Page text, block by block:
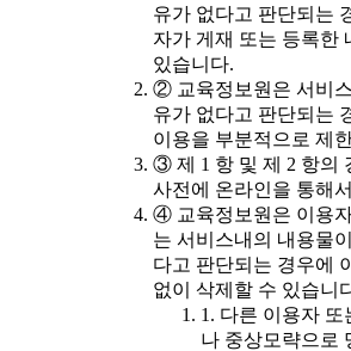
유가 없다고 판단되는
자가 게재 또는 등록한
있습니다.
② 교육정보원은 서비
유가 없다고 판단되는
이용을 부분적으로 제
③ 제 1 항 및 제 2 항의
사전에 온라인을 통해
④ 교육정보원은 이용
는 서비스내의 내용물
다고 판단되는 경우에
없이 삭제할 수 있습니
1. 다른 이용자 또
나 중상모략으로